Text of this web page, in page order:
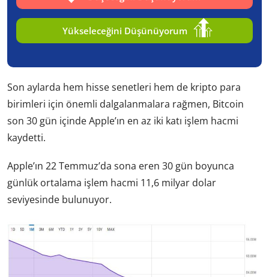
Yükseleceğini Düşünüyorum
Son aylarda hem hisse senetleri hem de kripto para
birimleri için önemli dalgalanmalara rağmen, Bitcoin
son 30 gün içinde Apple’ın en az iki katı işlem hacmi
kaydetti.
Apple’ın 22 Temmuz’da sona eren 30 gün boyunca
günlük ortalama işlem hacmi 11,6 milyar dolar
seviyesinde bulunuyor.